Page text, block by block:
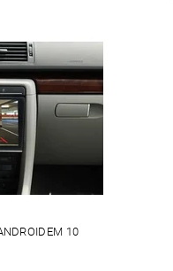
10